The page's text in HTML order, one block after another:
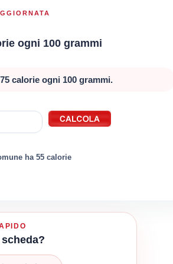
ogni 100 grammi
calorie ogni 100 grammi.
ha 55 calorie